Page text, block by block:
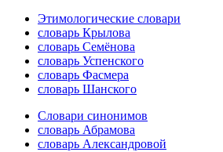
Этимологические словари
словарь Крылова
словарь Семёнова
словарь Успенского
словарь Фасмера
словарь Шанского
Словари синонимов
словарь Абрамова
словарь Александровой